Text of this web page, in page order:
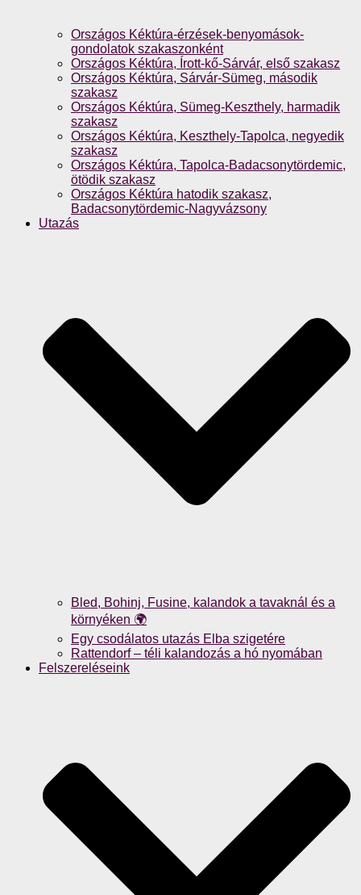
Országos Kéktúra-érzések-benyomások-
gondolatok szakaszonként
Országos Kéktúra, Írott-kő-Sárvár, első szakasz
Országos Kéktúra, Sárvár-Sümeg, második
szakasz
Országos Kéktúra, Sümeg-Keszthely, harmadik
szakasz
Országos Kéktúra, Keszthely-Tapolca, negyedik
szakasz
Országos Kéktúra, Tapolca-Badacsonytördemic,
ötödik szakasz
Országos Kéktúra hatodik szakasz,
Badacsonytördemic-Nagyvázsony
Utazás
Bled, Bohinj, Fusine, kalandok a tavaknál és a
környéken 🌍
Egy csodálatos utazás Elba szigetére
Rattendorf – téli kalandozás a hó nyomában
Felszereléseink